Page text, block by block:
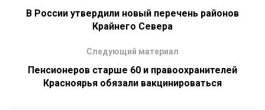
В России утвердили новый перечень районов
Крайнего Севера
Следующий материал
Пенсионеров старше 60 и правоохранителей
Красноярья обязали вакцинироваться